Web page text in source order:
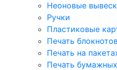
Неоновые
Ручки
Пластиковые
Печать
Печать на
Печать